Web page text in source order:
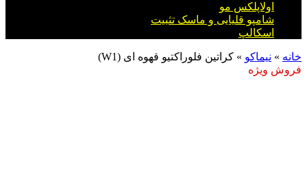
اولاپلکس مو
شامپو قلیایی و ماسک تثبیت
اسکالپ
خانه » نیماکو » کراتین فلوراکتیو قهوه ای (W1)
فروش ویژه